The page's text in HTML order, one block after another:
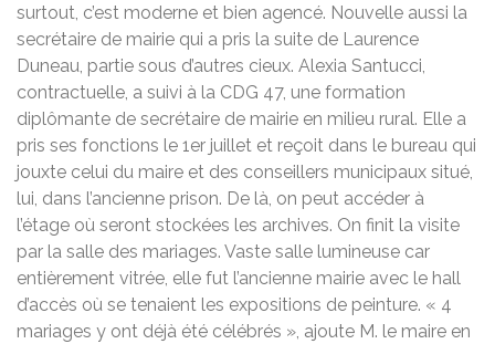
surtout, c’est moderne et bien agencé. Nouvelle aussi la
secrétaire de mairie qui a pris la suite de Laurence
Duneau, partie sous d’autres cieux. Alexia Santucci,
contractuelle, a suivi à la CDG 47, une formation
diplômante de secrétaire de mairie en milieu rural. Elle a
pris ses fonctions le 1er juillet et reçoit dans le bureau qui
jouxte celui du maire et des conseillers municipaux situé,
lui, dans l’ancienne prison. De là, on peut accéder à
l’étage où seront stockées les archives. On finit la visite
par la salle des mariages. Vaste salle lumineuse car
entièrement vitrée, elle fut l’ancienne mairie avec le hall
d’accès où se tenaient les expositions de peinture. « 4
mariages y ont déjà été célébrés », ajoute M. le maire en